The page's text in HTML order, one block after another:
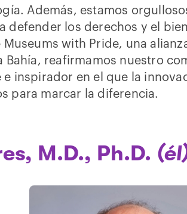
Además, estamos
defender los derechos y el
with Pride, una
Bahía, reafirmamos nuestro
inspirador en el que la
para marcar la diferencia.
M.D., Ph.D.